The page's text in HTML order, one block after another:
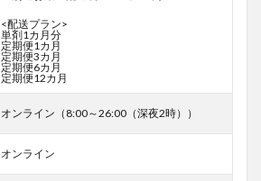
<配送プラン>
単剤1カ月分
定期便1カ月
定期便3カ月
定期便6カ月
定期便12カ月
オンライン（8:00～26:00（深夜2時））
オンライン